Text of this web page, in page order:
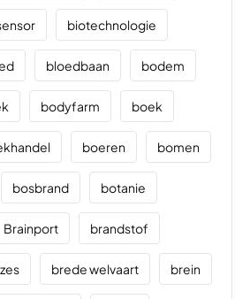
biotechnologie
bloedbaan bodem
bodyfarm boek
boeren bomen
bosbrand botanie
Brainport brandstof
brede welvaart brein